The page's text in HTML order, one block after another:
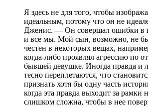
Я здесь не для того, чтобы
идеальным, потому что он не
Дженис. — Он совершал ошибки в
и все мы. Мой сын, возможно, не
честен в некоторых вещах,
когда-либо проявлял агрессию по
бывшей девушке. Иногда правда и
тесно переплетаются, что
признать хотя бы одну часть
когда эта правда выходит за рамки
слишком сложна, чтобы в нее